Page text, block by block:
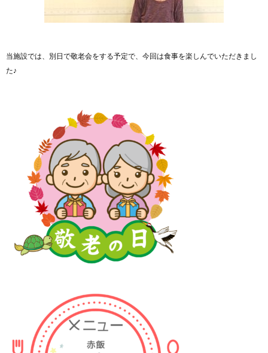
当施設では、別日で敬老会をする予定で、今回は食事を楽しんでいただきまし
た♪